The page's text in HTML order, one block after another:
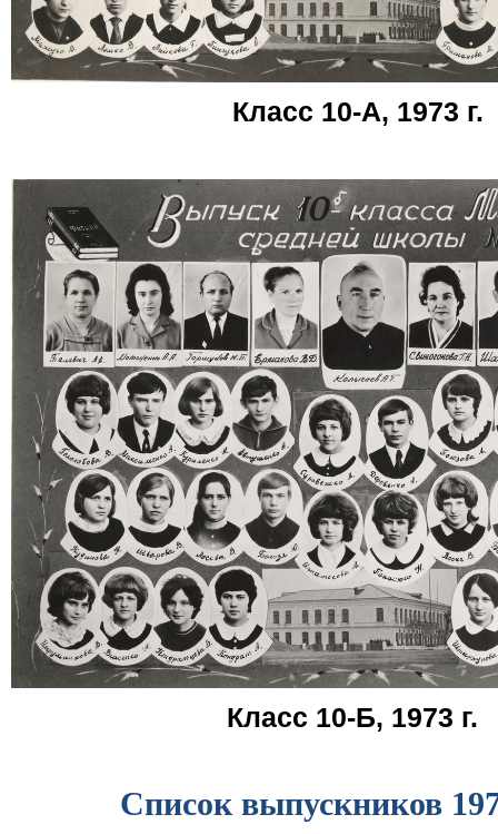
Класс 10-А, 1973 г.
Класс 10-Б, 1973 г.
Список выпускников